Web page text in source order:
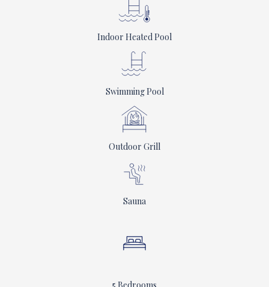
Indoor Heated Pool
Swimming Pool
Outdoor Grill
Sauna